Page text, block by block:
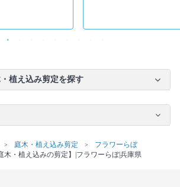
植え込み剪定を探す
庭木・植え込み剪定
フラワーらぼ
木・植え込みの剪定】|フラワーらぼ|兵庫県